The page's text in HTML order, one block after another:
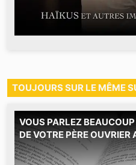
TOUJOURS SUR LE MÊME
VOUS PARLEZ
DE VOTRE PÈRE OUVRIER